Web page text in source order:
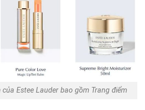
Estee Lauder bao gồm Trang điểm